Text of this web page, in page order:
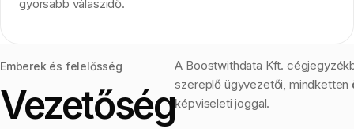
gyorsabb válaszidő.
Emberek és felelősség
Vezetőség
A Boostwithdata Kft.
szereplő ügyvezetői, mindketten
képviseleti joggal.